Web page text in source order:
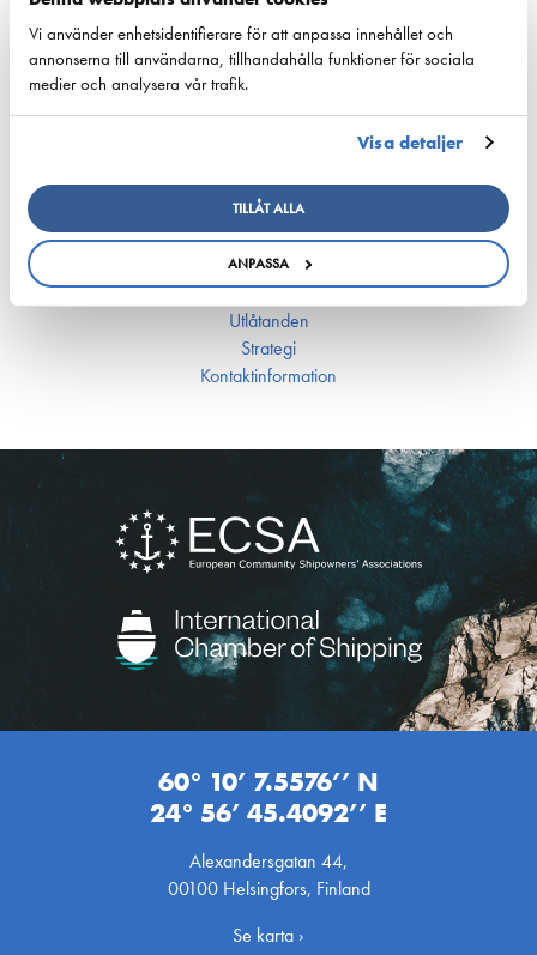
Vi använder enhetsidentifierare för att anpassa innehållet och
annonserna till användarna, tillhandahålla funktioner för sociala
medier och analysera vår trafik.
Visa detaljer
TILLÅT ALLA
ANPASSA
Havsakademin
Finlands maritima kluster­organisation
Sjöfartens Dag
Medlemsföretag och fartyg
Personal och organisation
Press­meddelanden
Styrelse
Utlåtanden
Strategi
Kontakt­information
60° 10’ 7.5576’’ N
24° 56’ 45.4092’’ E
Alexandersgatan 44,
00100 Helsingfors, Finland
Se karta ›